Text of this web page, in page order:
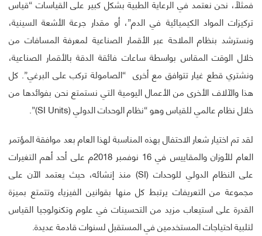
فمثلاً، نحن نعتمد في الرعاية الطبية بشكل كبير على القياسات “قياس
تركيزات المواد الكيميائية في الدم”، أو مقدار جرعة الأشعة السينية،
ونسترشد بنظام الملاحة عبر الأقمار الصناعية لمعرفة المسافات من
خلال الوقت المقاس بواسطة ساعات فائقة الدقة بالأقمار الصناعية،
ونشتري قطع غيار تتوافق مع أخرى “الصامولة تركب على البرغي”. كل
هذا والآلاف الأخرى من الأعمال اليومية التي نستمتع نحن بفوائدها من
خلال نظام عالمي للقياس وهو “نظام الوحدات الدولي (SI Units)”.
لقد تم اختيار شعار الاحتفال بهذه المناسبة لهذا العام بعد موافقة المؤتمر
العام للأوزان والمقاييس في 16 نوفمبر 2018م على أحد أهم التغيرات
على النظام الدولي للوحدات (SI) منذ إنشائه، حيث يعتمد الآن على
مجموعة من التعريفات يرتبط كل منها بقوانين الفيزياء وتتمتع بميزة
القدرة على استيعاب مزيد من التحسينات في علوم وتكنولوجيا القياس
لتلبية احتياجات المستخدمين في المستقبل لسنوات قادمة عديدة.